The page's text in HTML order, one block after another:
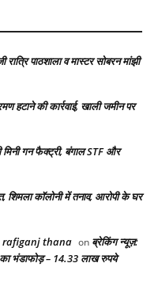
पाठशाला व मास्टर सोबरन मांझी
हटाने की कार्रवाई, खाली जमीन पर
गन फैक्ट्री, बंगाल STF और
शिमला कॉलोनी में तनाव, आरोपी के घर
rafiganj thana on ब्रेकिंग न्यूज़:
भंडाफोड़ – 14.33 लाख रुपये